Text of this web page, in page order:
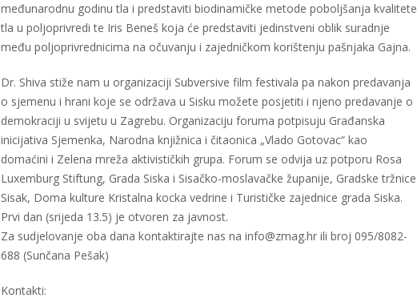
međunarodnu godinu tla i predstaviti biodinamičke metode poboljšanja kvalitete
tla u poljoprivredi te Iris Beneš koja će predstaviti jedinstveni oblik suradnje
među poljoprivrednicima na očuvanju i zajedničkom korištenju pašnjaka Gajna.
Dr. Shiva stiže nam u organizaciji Subversive film festivala pa nakon predavanja
o sjemenu i hrani koje se održava u Sisku možete posjetiti i njeno predavanje o
demokraciji u svijetu u Zagrebu. Organizaciju foruma potpisuju Građanska
inicijativa Sjemenka, Narodna knjižnica i čitaonica „Vlado Gotovac“ kao
domaćini i Zelena mreža aktivističkih grupa. Forum se odvija uz potporu Rosa
Luxemburg Stiftung, Grada Siska i Sisačko-moslavačke županije, Gradske tržnice
Sisak, Doma kulture Kristalna kocka vedrine i Turističke zajednice grada Siska.
Prvi dan (srijeda 13.5) je otvoren za javnost.
Za sudjelovanje oba dana kontaktirajte nas na info@zmag.hr ili broj 095/8082-
688 (Sunčana Pešak)
Kontakti: